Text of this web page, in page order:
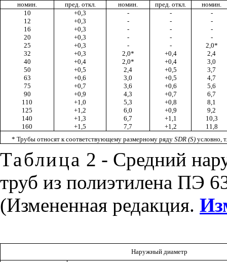
номин. пред. откл. номин. пред. откл.
номин.
10
+0,3 - -
-
12
+0,3 - -
-
16
+0,3 - -
-
20
+0,3 - -
-
25
+0,3 - -
2,0*
32
+0,3 2,0* +0,4
2,4
40
+0,4 2,0* +0,4
3,0
50
+0,5 2,4 +0,5
3,7
63
+0,6 3,0 +0,5
4,7
75
+0,7 3,6 +0,6
5,6
90
+0,9 4,3 +0,7
6,7
110
+1,0 5,3 +0,8
8,1
125
+1,2 6,0 +0,9
9,2
140
+1,3 6,7 +1,1
10,3
160
+1,5 7,7 +1,2
11,8
* Трубы относят к соответствующему размерному ряду SDR(S) условно,
Таблица 2 - Средний
труб из полиэтилена ПЭ
(Измененная редакция.
Наружный диаметр